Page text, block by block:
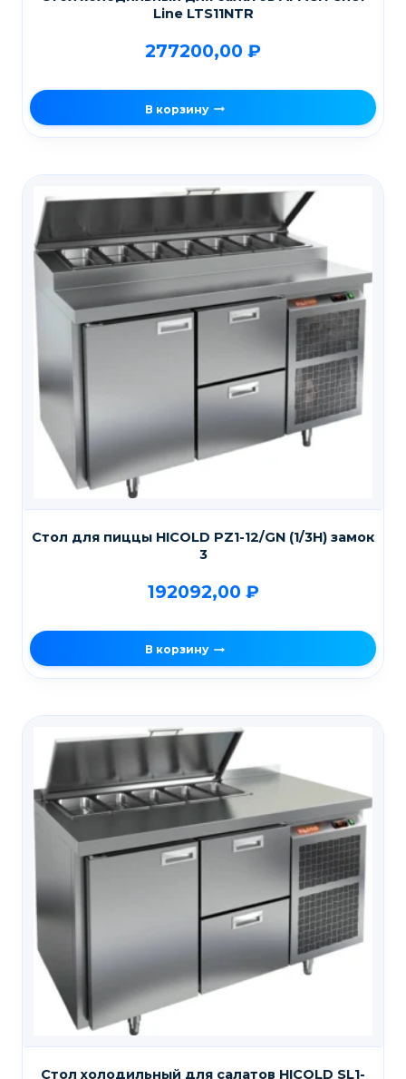
Line LTS11NTR
277200,00 ₽
В корзину
Стол для пиццы HICOLD PZ1-12/GN (1/3H) замок
3
192092,00 ₽
В корзину
Стол холодильный для салатов HICOLD SL1-